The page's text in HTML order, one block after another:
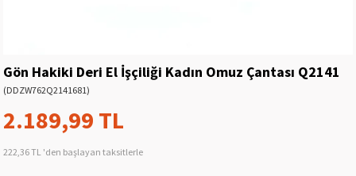
Gön Hakiki Deri El İşçiliği Kadın Omuz Çantası Q2141
(DDZW762Q2141681)
2.189,99 TL
222,36 TL 'den başlayan taksitlerle